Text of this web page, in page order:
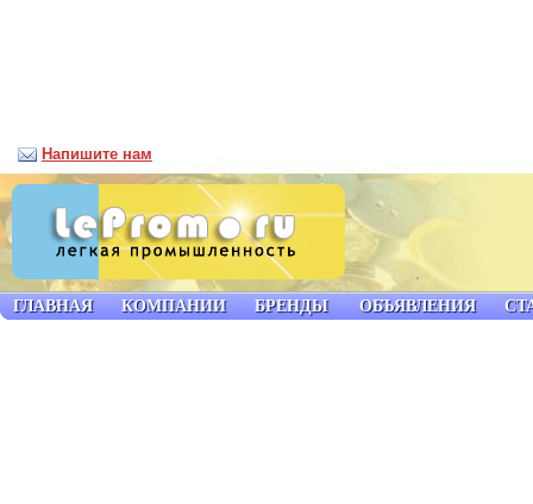
ГЛАВНАЯ КОМПАНИИ БРЕНДЫ ОБЪЯВЛЕНИЯ
Напишите нам